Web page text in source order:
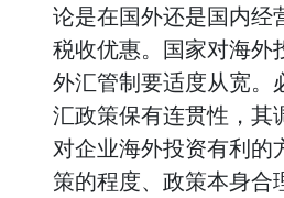
论是在国外还是国内经
税收优惠。国家对海外
外汇管制要适度从宽。
汇政策保有连贯性，其
对企业海外投资有利的
策的程度、政策本身合